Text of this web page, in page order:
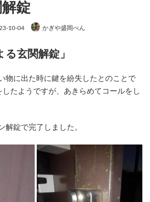
錠
10-04 かぎや盛岡べん
る玄関解錠」
物に出た時に鍵を紛失したとのことで
たようですが、あきらめてコールをし
解錠で完了しました。